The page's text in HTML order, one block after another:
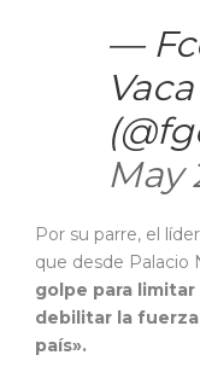
—
Vaca
May
Por su parre, el
que desde Palacio
golpe para
debilitar la
país».